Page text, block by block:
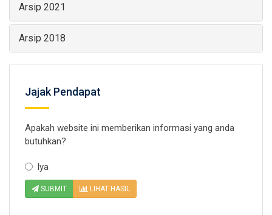
Arsip 2021
Arsip 2018
Jajak Pendapat
Apakah website ini memberikan informasi yang anda
butuhkan?
Iya
SUBMIT LIHAT HASIL